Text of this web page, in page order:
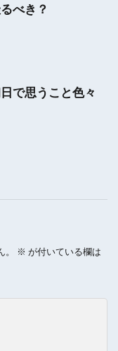
べき？
で思うこと色々
※ が付いている欄は